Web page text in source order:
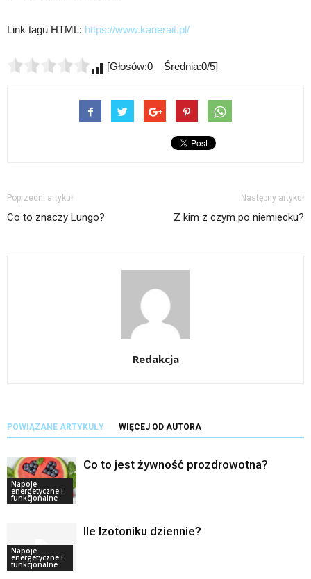
Link tagu HTML: https://www.karierait.pl/
[Głosów:0 Średnia:0/5]
Poprzedni artykuł
Co to znaczy Lungo?
Następny artykuł
Z kim z czym po niemiecku?
Redakcja
POWIĄZANE ARTYKUŁY WIĘCEJ OD AUTORA
Napoje
energetyczne i
funkcjonalne
Co to jest żywność prozdrowotna?
Napoje
energetyczne i
funkcjonalne
Ile Izotoniku dziennie?